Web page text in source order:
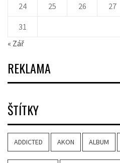
24 25 26 27
31
« Zář
REKLAMA
ŠTÍTKY
ADDICTED AKON ALBUM